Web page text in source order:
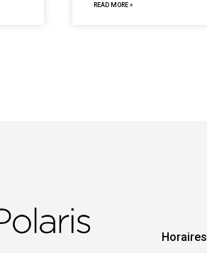
READ MORE »
Horaires